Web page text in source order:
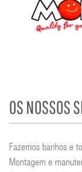
OS NOSSOS
Fazemos banhos e
Montagem e